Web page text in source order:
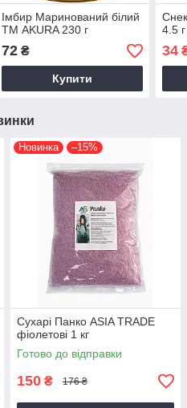
Імбир Маринований білий
ТМ AKURA 230 г
72₴
Купити
4.5 г
34
Новинка –15%
Сухарі Панко ASIA TRADE
фіолетові 1 кг
Готово до відправки
150 ₴ 176 ₴